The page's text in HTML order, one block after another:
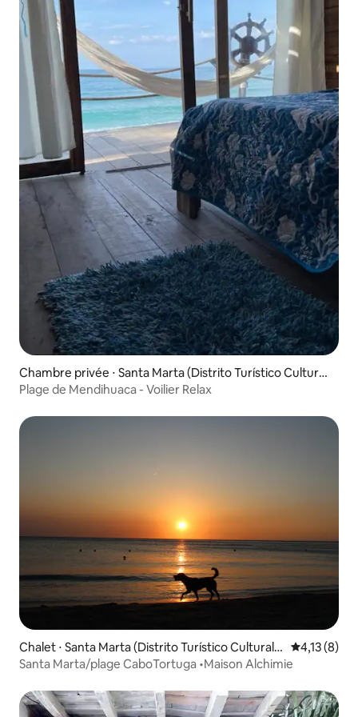
Chambre privée ⋅ Santa Marta (Distrito Turístico Cultural
E Histórico)
Plage de Mendihuaca - Voilier Relax
Chalet ⋅ Santa Marta (Distrito Turístico Cultural E
Histórico)
Évaluation
4,13 (8)
Santa Marta/plage CaboTortuga •Maison Alchimie